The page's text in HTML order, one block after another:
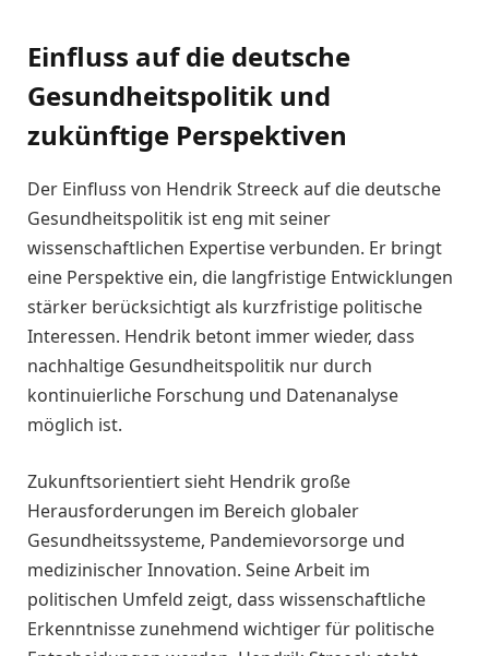
Einfluss auf die deutsche
Gesundheitspolitik und
zukünftige Perspektiven
Der Einfluss von Hendrik Streeck auf die deutsche
Gesundheitspolitik ist eng mit seiner
wissenschaftlichen Expertise verbunden. Er bringt
eine Perspektive ein, die langfristige Entwicklungen
stärker berücksichtigt als kurzfristige politische
Interessen. Hendrik betont immer wieder, dass
nachhaltige Gesundheitspolitik nur durch
kontinuierliche Forschung und Datenanalyse
möglich ist.
Zukunftsorientiert sieht Hendrik große
Herausforderungen im Bereich globaler
Gesundheitssysteme, Pandemievorsorge und
medizinischer Innovation. Seine Arbeit im
politischen Umfeld zeigt, dass wissenschaftliche
Erkenntnisse zunehmend wichtiger für politische